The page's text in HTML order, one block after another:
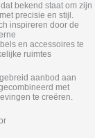
bekend staat om zijn
precisie en stijl.
inspireren door de
en accessoires te
ruimtes
aanbod aan
met
te creëren.